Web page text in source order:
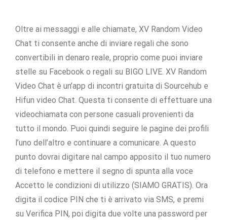
Oltre ai messaggi e alle chiamate, XV Random Video
Chat ti consente anche di inviare regali che sono
convertibili in denaro reale, proprio come puoi inviare
stelle su Facebook o regali su BIGO LIVE. XV Random
Video Chat è un’app di incontri gratuita di Sourcehub e
Hifun video Chat. Questa ti consente di effettuare una
videochiamata con persone casuali provenienti da
tutto il mondo. Puoi quindi seguire le pagine dei profili
l’uno dell’altro e continuare a comunicare. A questo
punto dovrai digitare nal campo apposito il tuo numero
di telefono e mettere il segno di spunta alla voce
Accetto le condizioni di utilizzo (SIAMO GRATIS). Ora
digita il codice PIN che ti è arrivato via SMS, e premi
su Verifica PIN, poi digita due volte una password per